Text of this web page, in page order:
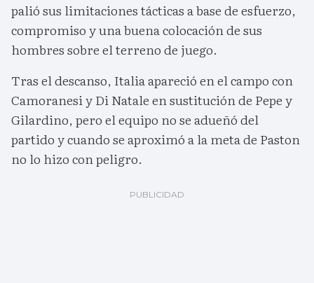
palió sus limitaciones tácticas a base de esfuerzo,
compromiso y una buena colocación de sus
hombres sobre el terreno de juego.
Tras el descanso, Italia apareció en el campo con
Camoranesi y Di Natale en sustitución de Pepe y
Gilardino, pero el equipo no se adueñó del
partido y cuando se aproximó a la meta de Paston
no lo hizo con peligro.